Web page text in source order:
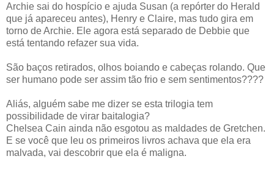
Archie sai do hospício e ajuda Susan (a repórter do Herald
que já apareceu antes), Henry e Claire, mas tudo gira em
torno de Archie. Ele agora está separado de Debbie que
está tentando refazer sua vida.
São baços retirados, olhos boiando e cabeças rolando. Que
ser humano pode ser assim tão frio e sem sentimentos????
Aliás, alguém sabe me dizer se esta trilogia tem
possibilidade de virar baitalogia?
Chelsea Cain ainda não esgotou as maldades de Gretchen.
E se você que leu os primeiros livros achava que ela era
malvada, vai descobrir que ela é maligna.